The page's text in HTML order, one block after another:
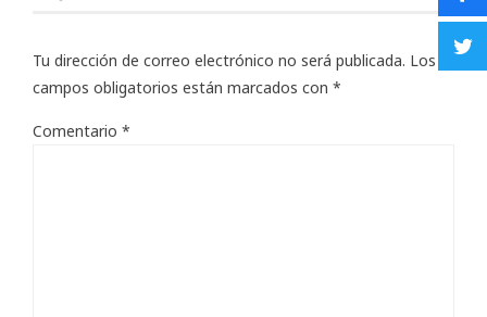
Tu dirección de correo electrónico no será publicada. Los
campos obligatorios están marcados con *
Comentario *